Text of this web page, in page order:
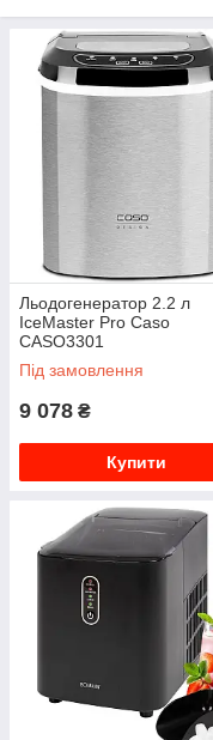
Льодогенератор 2.2 л
IceMaster Pro Caso
CASO3301
Під замовлення
9 078 ₴
Купити